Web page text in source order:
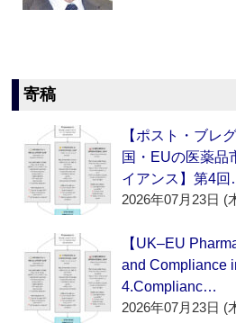
寄稿
【ポスト・ブレ
国・EUの医薬品
イアンス】第4
2026年07月23日 (
【UK–EU
and Compliance
4.Complianc…
2026年07月23日 (